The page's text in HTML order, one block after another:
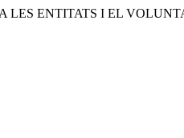
LES ENTITATS I EL